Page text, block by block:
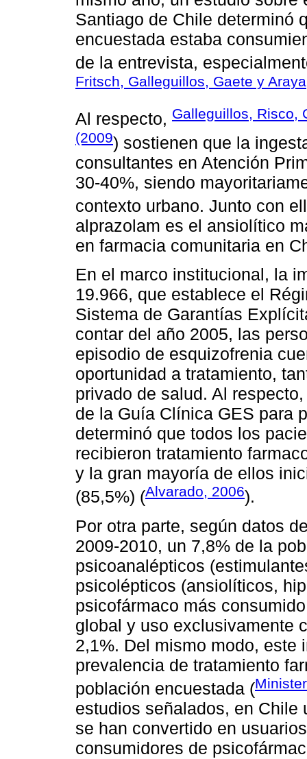
Santiago de Chile determinó
encuestada estaba
de la entrevista,
Fritsch, Galleguillos, Gaete y
Al respecto, Galleguillos, Risco,
(2009) sostienen que la
consultantes en Atención
30-40%, siendo
contexto urbano. Junto con
alprazolam es el ansiolítico
en farmacia comunitaria en
En el marco institucional, la
19.966, que establece el
Sistema de Garantías
contar del año 2005, las
episodio de esquizofrenia
oportunidad a tratamiento,
privado de salud. Al
de la Guía Clínica GES para
determinó que todos los
recibieron tratamiento
y la gran mayoría de ellos
(85,5%) (Alvarado, 2006).
Por otra parte, según datos
2009-2010, un 7,8% de la
psicoanalépticos
psicolépticos (ansiolíticos,
psicofármaco más
global y uso exclusivamente
2,1%. Del mismo modo, este
prevalencia de tratamiento
población encuestada (
estudios señalados, en Chile
se han convertido en
consumidores de